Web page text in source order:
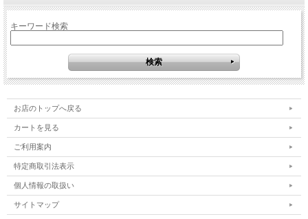
キーワード検索
お店のトップへ戻る
カートを見る
ご利用案内
特定商取引法表示
個人情報の取扱い
サイトマップ